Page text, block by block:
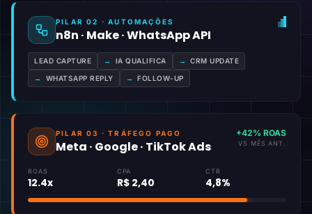
PILAR 02 · AUTOMAÇÕES
n8n · Make · WhatsApp API
LEAD CAPTURE → IA QUALIFICA → CRM UPDATE
→ WHATSAPP REPLY → FOLLOW-UP
PILAR 03 · TRÁFEGO PAGO
Meta · Google · TikTok Ads
+42% ROAS
VS MÊS ANT.
ROAS
12.4x
CPA
R$ 2,40
CTR
4,8%